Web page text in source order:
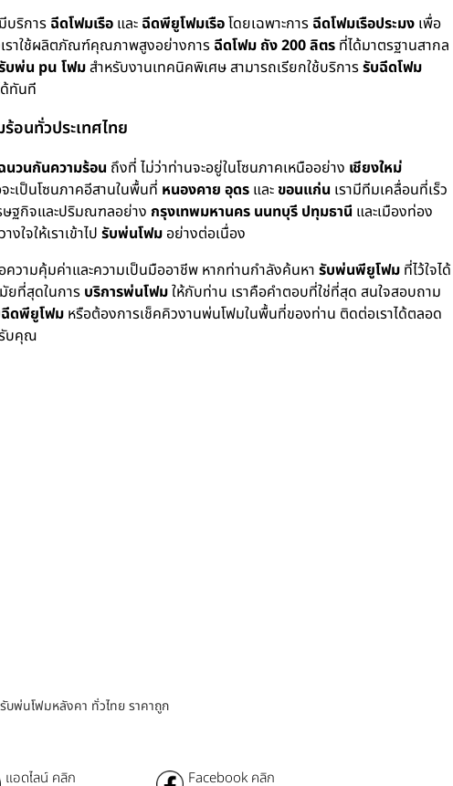
บริการ ฉีดโฟมเรือ และ ฉีดพียูโฟมเรือโดยเฉพาะการ ฉีดโฟมเรือประมง เพื่อ
ราใช้ผลิตภัณฑ์คุณภาพสูงอย่างการ ฉีดโฟม ถัง 200 ลิตร ที่ได้มาตรฐานสากล
บพ่น pu โฟมสำหรับงานเทคนิคพิเศษ สามารถเรียกใช้บริการรับฉีดโฟม
ทันที
อนทั่วประเทศไทย
วนกันความร้อน ถึงที่ ไม่ว่าท่านจะอยู่ในโซนภาคเหนืออย่าง เชียงใหม่
ะเป็นโซนภาคอีสานในพื้นที่ หนองคาย อุดร และขอนแก่น เรามีทีมเคลื่อนที่เร็ว
ฐกิจและปริมณฑลอย่าง กรุงเทพมหานคร นนทบุรี ปทุมธานี และเมืองท่อง
ใจให้เราเข้าไป รับพ่นโฟม อย่างต่อเนื่อง
ความคุ้มค่าและความเป็นมืออาชีพ หากท่านกำลังค้นหา รับพ่นพียูโฟม ที่ไว้ใจได้
ยที่สุดในการ บริการพ่นโฟมให้กับท่าน เราคือคำตอบที่ใช่ที่สุด สนใจสอบถาม
ดพียูโฟม หรือต้องการเช็คคิวงานพ่นโฟมในพื้นที่ของท่าน ติดต่อเราได้ตลอด
รับคุณ
พ่นโฟมหลังคา ทั่วไทย ราคาถูก
แอดไลน์ คลิก Facebook คลิก